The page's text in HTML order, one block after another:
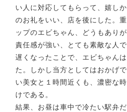
い人に対応してもらって、嬉し
のお礼をいい、店を後にした。
ップのエビちゃん、どうもあり
責任感が強い、とても素敵な人で
遅くなったことで、エビちゃん
た。しかし当方としてはおかげ
い美女と１時間近くも、濃密な
けである。
結果、お昼は車中で冷たい駅弁